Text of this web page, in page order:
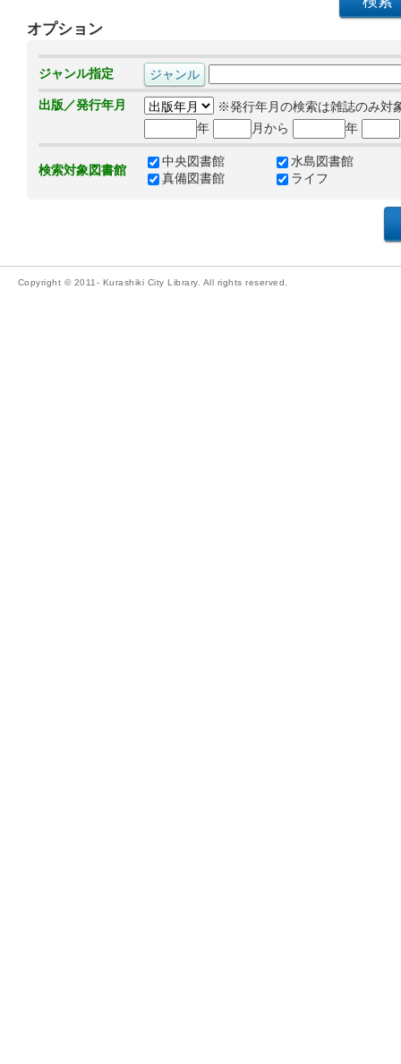
オプション
ジャンル指定
出版／発行年月
※発行年月の検索は雑誌のみ対
年
月から 年
検索対象図書館
中央図書館
水島図書館
真備図書館
ライフ
Copyright © 2011- Kurashiki City Library. All rights reserved.